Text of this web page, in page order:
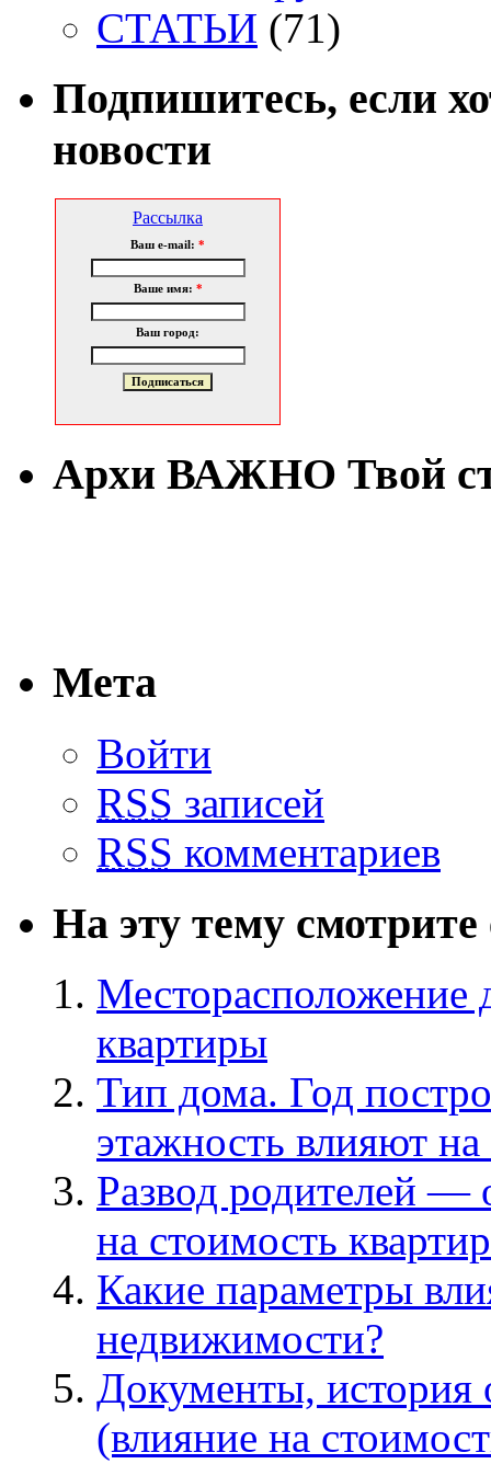
СТАТЬИ (71)
Подпишитесь, если
новости
Рассылка
Ваш e-mail: *
Ваше имя: *
Ваш город:
Архи ВАЖНО Твой
Мета
Войти
RSS записей
RSS комментариев
На эту тему
Месторасположение
квартиры
Тип дома. Год
этажность влияют
Развод родителей —
на стоимость
Какие параметры
недвижимости?
Документы, история
(влияние на